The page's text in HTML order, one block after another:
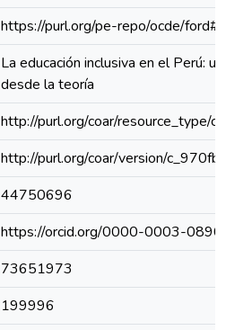
https://purl.org/pe-repo/ocde/
La educación inclusiva en el Perú:
desde la teoría
http://purl.org/coar/resource_type/
http://purl.org/coar/version/
44750696
https://orcid.org/0000-0003-
73651973
199996